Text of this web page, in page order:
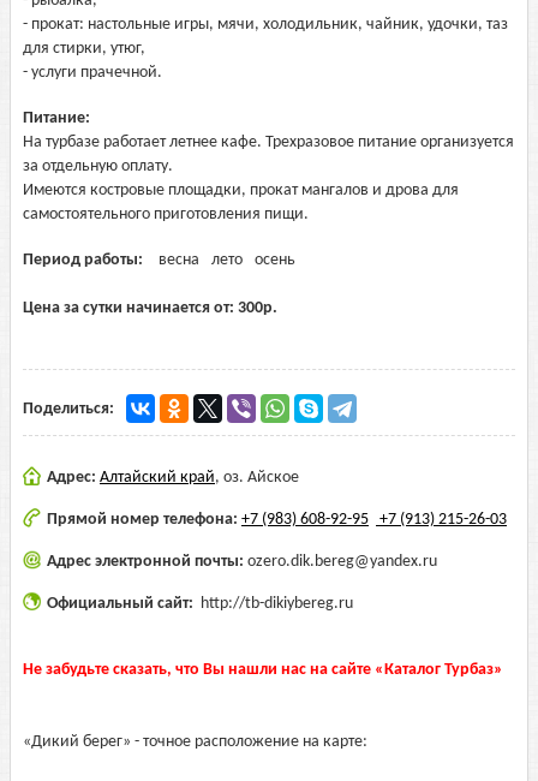
- прокат: настольные игры, мячи, холодильник, чайник, удочки, таз
для стирки, утюг,
- услуги прачечной.
Питание:
На турбазе работает летнее кафе. Трехразовое питание организуется
за отдельную оплату.
Имеются костровые площадки, прокат мангалов и дрова для
самостоятельного приготовления пищи.
Период работы: весна лето осень
Цена за сутки начинается от: 300р.
Поделиться:
Адрес: Алтайский край, оз. Айское
Прямой номер телефона: +7 (983) 608-92-95 +7 (913) 215-26-03
Адрес электронной почты: ozero.dik.bereg@yandex.ru
Официальный сайт: http://tb-dikiybereg.ru
Не забудьте сказать, что Вы нашли нас на сайте «Каталог Турбаз»
«Дикий берег» - точное расположение на карте: